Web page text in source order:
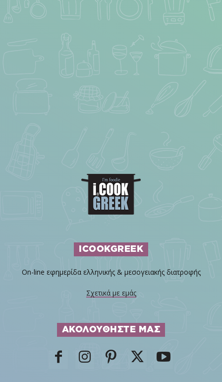
ICOOKGREEK
On-line εφημερίδα ελληνικής & μεσογειακής διατροφής
Σχετικά με εμάς
ΑΚΟΛΟΥΘΗΣΤΕ ΜΑΣ